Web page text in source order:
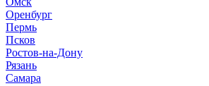
Оренбург
Пермь
Псков
Ростов-на-Дону
Рязань
Самара